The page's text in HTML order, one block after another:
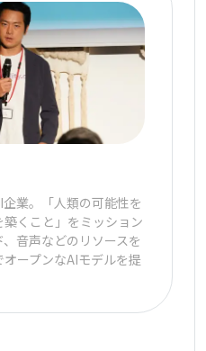
業。「人類の可能性を
くこと」をミッション
音声などのリソースを
ープンなAIモデルを提